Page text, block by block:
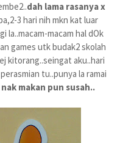
dah lama rasanya x
3 hari nih mkn kat luar
la..macam-macam hal dOk
games utk budak2 skolah
kitorang..seingat aku..hari
tu..punya la ramai
nak makan pun susah..